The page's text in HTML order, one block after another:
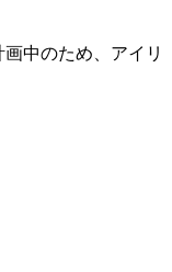
中のため、アイリ